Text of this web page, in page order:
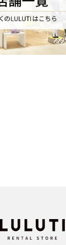
18
-